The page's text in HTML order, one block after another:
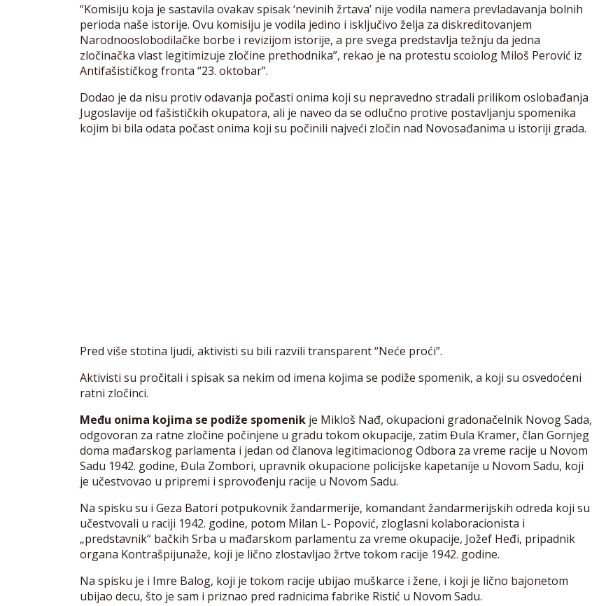
“Komisiju koja je sastavila ovakav spisak ‘nevinih žrtava’ nije vodila namera prevladavanja bolnih
perioda naše istorije. Ovu komisiju je vodila jedino i isključivo želja za diskreditovanjem
Narodnooslobodilačke borbe i revizijom istorije, a pre svega predstavlja težnju da jedna
zločinačka vlast legitimizuje zločine prethodnika”, rekao je na protestu scoiolog Miloš Perović iz
Antifašističkog fronta “23. oktobar”.
Dodao je da nisu protiv odavanja počasti onima koji su nepravedno stradali prilikom oslobađanja
Jugoslavije od fašističkih okupatora, ali je naveo da se odlučno protive postavljanju spomenika
kojim bi bila odata počast onima koji su počinili najveći zločin nad Novosađanima u istoriji grada.
Pred više stotina ljudi, aktivisti su bili razvili transparent “Neće proći”.
Aktivisti su pročitali i spisak sa nekim od imena kojima se podiže spomenik, a koji su osvedoćeni
ratni zločinci.
Među onima kojima se podiže spomenik je Mikloš Nađ, okupacioni gradonačelnik Novog Sada,
odgovoran za ratne zločine počinjene u gradu tokom okupacije, zatim Đula Kramer, član Gornjeg
doma mađarskog parlamenta i jedan od članova legitimacionog Odbora za vreme racije u Novom
Sadu 1942. godine, Đula Zombori, upravnik okupacione policijske kapetanije u Novom Sadu, koji
je učestvovao u pripremi i sprovođenju racije u Novom Sadu.
Na spisku su i Geza Batori potpukovnik žandarmerije, komandant žandarmerijskih odreda koji su
učestvovali u raciji 1942. godine, potom Milan L- Popović, zloglasni kolaboracionista i
„predstavnik“ bačkih Srba u mađarskom parlamentu za vreme okupacije, Jožef Heđi, pripadnik
organa Kontrašpijunaže, koji je lično zlostavljao žrtve tokom racije 1942. godine.
Na spisku je i Imre Balog, koji je tokom racije ubijao muškarce i žene, i koji je lično bajonetom
ubijao decu, što je sam i priznao pred radnicima fabrike Ristić u Novom Sadu.